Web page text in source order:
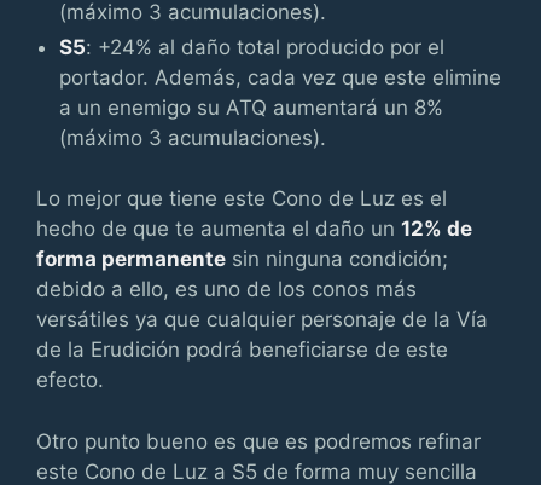
(máximo 3 acumulaciones).
S5: +24% al daño total producido por el
portador. Además, cada vez que este elimine
a un enemigo su ATQ aumentará un 8%
(máximo 3 acumulaciones).
Lo mejor que tiene este Cono de Luz es el
hecho de que te aumenta el daño un 12% de
forma permanente sin ninguna condición;
debido a ello, es uno de los conos más
versátiles ya que cualquier personaje de la Vía
de la Erudición podrá beneficiarse de este
efecto.
Otro punto bueno es que es podremos refinar
este Cono de Luz a S5 de forma muy sencilla